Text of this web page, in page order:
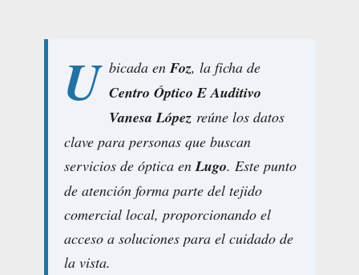
U bicada enFoz, la ficha de
Centro Óptico E Auditivo
Vanesa López reúne los datos
clave para personas que buscan
servicios de óptica enLugo. Este punto
de atención forma parte del tejido
comercial local, proporcionando el
acceso a soluciones para el cuidado de
la vista.